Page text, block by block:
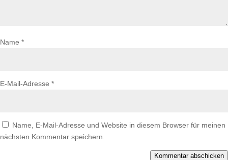
Name *
E-Mail-Adresse *
Name, E-Mail-Adresse und Website in diesem Browser für meinen
nächsten Kommentar speichern.
Kommentar abschicken